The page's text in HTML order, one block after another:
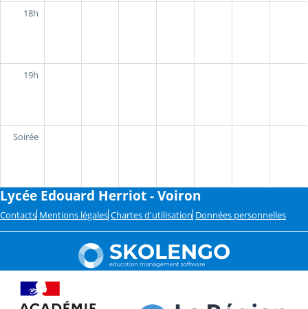
18h
19h
Soirée
Lycée Edouard Herriot - Voiron
Contacts Mentions légales Chartes d'utilisation Données personnelles